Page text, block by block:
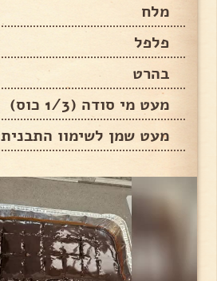
מלח
פלפל
בהרט
מעט מי סודה (1/3 כוס)
מעט שמן לשימוו התבנית